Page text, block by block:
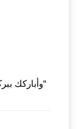
“وأباركك